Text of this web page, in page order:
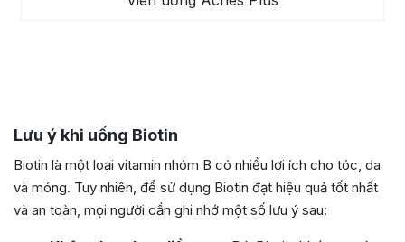
Lưu ý khi uống Biotin
Biotin là một loại vitamin nhóm B có nhiều lợi ích cho tóc, da
và móng. Tuy nhiên, để sử dụng Biotin đạt hiệu quả tốt nhất
và an toàn, mọi người cần ghi nhớ một số lưu ý sau: